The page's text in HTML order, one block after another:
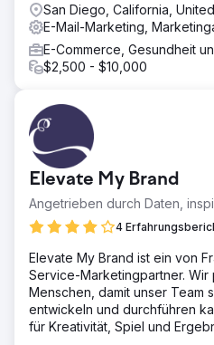
San Diego, California,
E-Mail-Marketing,
E-Commerce, Gesundheit
$2,500 - $10,000
Elevate My Brand
Angetrieben durch Daten,
4
Elevate My Brand ist ein von
Service-Marketingpartner.
Menschen, damit unser Team
entwickeln und durchführen
für Kreativität, Spiel und